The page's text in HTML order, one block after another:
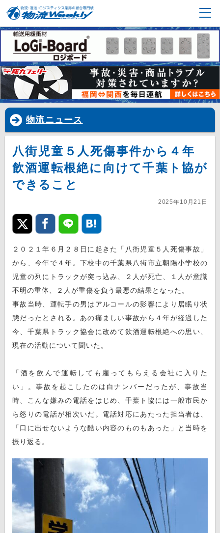
物流ニュース
八街児童５人死傷事件から４年
飲酒運転根絶に向けて千葉ト協が
できること
2025年10月21日
２０２１年６月２８日に起きた「八街児童５人死傷事故」
から、今年で４年。下校中の千葉県八街市立朝陽小学校の
児童の列にトラックが突っ込み、２人が死亡、１人が意識
不明の重体、２人が重傷を負う最悪の結果となった。
事故当時、運転手の男はアルコールの影響により居眠り状
態だったとされる。あの痛ましい事故から４年が経過した
今、千葉県トラック協会に改めて飲酒運転根絶への思い、
現在の活動について聞いた。
「酒を飲んで運転しても雇ってもらえる会社に入りた
い」。事故を起こしたのは白ナンバーだったが、事故当
時、こんな嫌みの電話をはじめ、千葉ト協には一般市民か
ら怒りの電話が相次いだ。電話対応にあたった担当者は、
「口に出せないような酷い内容のものもあった」と当時を
振り返る。